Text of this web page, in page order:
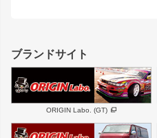
GS350
SC
スバル
ボンネット
フェンダー
サイドパーツ
ハイエースパーツ
ホイール
ブランドサイト
ORIGIN Labo. (GT)